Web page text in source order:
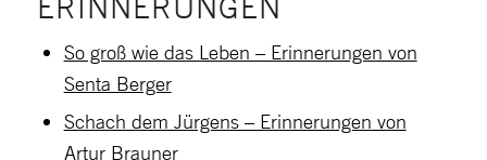
So groß wie das Leben – Erinnerungen von
Senta Berger
Schach dem Jürgens – Erinnerungen von
Artur Brauner